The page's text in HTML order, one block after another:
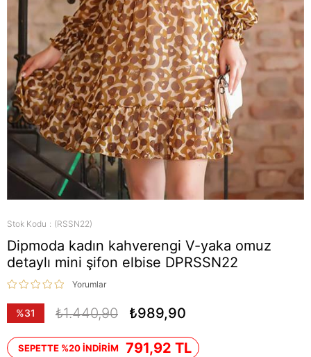
Stok Kodu (RSSN22)
Dipmoda kadın kahverengi V-yaka omuz
detaylı mini şifon elbise DPRSSN22
Yorumlar
%31
₺1.440,90 ₺989,90
SEPETTE %20 İNDİRİM 791,92 TL